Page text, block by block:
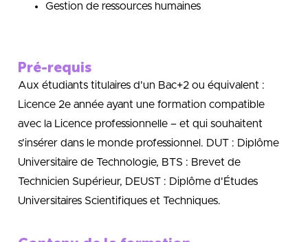
Gestion de ressources humaines
Pré-requis
Aux étudiants titulaires d'un Bac+2 ou équivalent :
Licence 2e année ayant une formation compatible
avec la Licence professionnelle – et qui souhaitent
s'insérer dans le monde professionnel. DUT : Diplôme
Universitaire de Technologie, BTS : Brevet de
Technicien Supérieur, DEUST : Diplôme d'Études
Universitaires Scientifiques et Techniques.